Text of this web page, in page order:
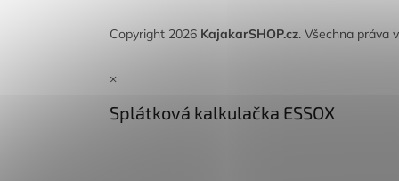
Copyright 2026 KajakarSHOP.cz. Všechna práva
×
Splátková kalkulačka ESSOX